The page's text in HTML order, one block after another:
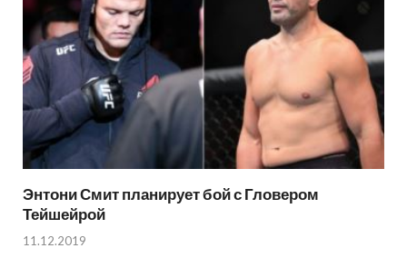
Энтони Смит планирует бой с Гловером
Тейшейрой
11.12.2019